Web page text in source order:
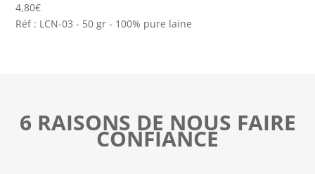
4,80€
Réf : LCN-03 - 50 gr - 100% pure laine
6 RAISONS DE NOUS FAIRE
CONFIANCE